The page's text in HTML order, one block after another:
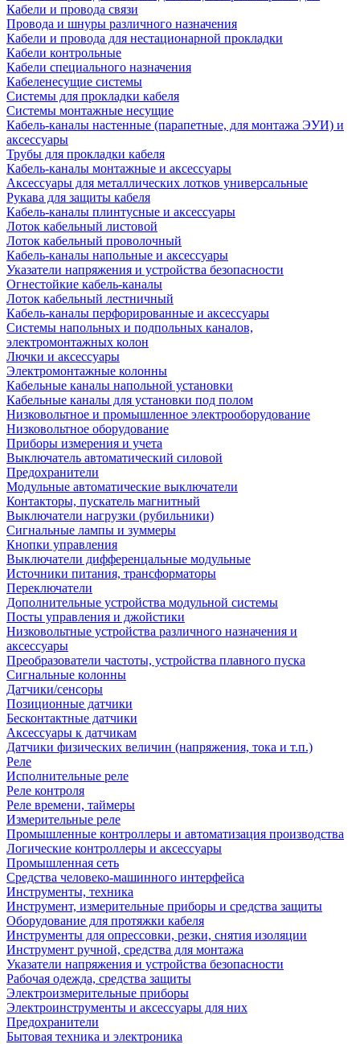
Кабели и провода связи
Провода и шнуры различного назначения
Кабели и провода для нестационарной прокладки
Кабели контрольные
Кабели специального назначения
Кабеленесущие системы
Системы для прокладки кабеля
Системы монтажные несущие
Кабель-каналы настенные (парапетные, для монтажа ЭУИ) и
аксессуары
Трубы для прокладки кабеля
Кабель-каналы монтажные и аксессуары
Аксессуары для металлических лотков универсальные
Рукава для защиты кабеля
Кабель-каналы плинтусные и аксессуары
Лоток кабельный листовой
Лоток кабельный проволочный
Кабель-каналы напольные и аксессуары
Указатели напряжения и устройства безопасности
Огнестойкие кабель-каналы
Лоток кабельный лестничный
Кабель-каналы перфорированные и аксессуары
Системы напольных и подпольных каналов,
электромонтажных колон
Лючки и аксессуары
Электромонтажные колонны
Кабельные каналы напольной установки
Кабельные каналы для установки под полом
Низковольтное и промышленное электрооборудование
Низковольтное оборудование
Приборы измерения и учета
Выключатель автоматический силовой
Предохранители
Модульные автоматические выключатели
Контакторы, пускатель магнитный
Выключатели нагрузки (рубильники)
Сигнальные лампы и зуммеры
Кнопки управления
Выключатели дифференцальные модульные
Источники питания, трансформаторы
Переключатели
Дополнительные устройства модульной системы
Посты управления и джойстики
Низковольтные устройства различного назначения и
аксессуары
Преобразователи частоты, устройства плавного пуска
Сигнальные колонны
Датчики/сенсоры
Позиционные датчики
Бесконтактные датчики
Аксессуары к датчикам
Датчики физических величин (напряжения, тока и т.п.)
Реле
Исполнительные реле
Реле контроля
Реле времени, таймеры
Измерительные реле
Промышленные контроллеры и автоматизация производства
Логические контроллеры и аксессуары
Промышленная сеть
Средства человеко-машинного интерфейса
Инструменты, техника
Инструмент, измерительные приборы и средства защиты
Оборудование для протяжки кабеля
Инструменты для опрессовки, резки, снятия изоляции
Инструмент ручной, средства для монтажа
Указатели напряжения и устройства безопасности
Рабочая одежда, средства защиты
Электроизмерительные приборы
Электроинструменты и аксессуары для них
Предохранители
Бытовая техника и электроника